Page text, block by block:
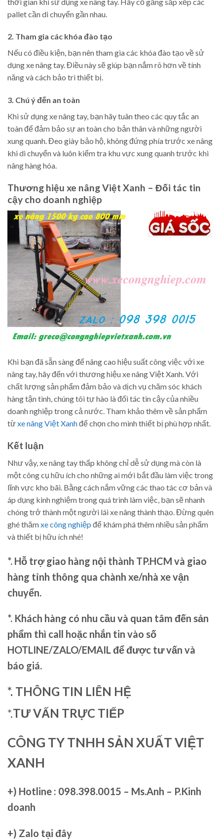
pallet cần di chuyển gần nhau.
2. Tham gia các khóa đào tạo
Nếu có điều kiện, bạn nên tham gia các khóa đào tạo về sử
dụng xe nâng tay. Điều này sẽ giúp bạn nắm rõ hơn về tính
năng và cách bảo trì thiết bị.
3. Chú ý đến an toàn
Khi sử dụng xe nâng tay, bạn hãy tuân theo các quy tắc an
toàn để đảm bảo sự an toàn cho bản thân và những người
xung quanh. Đeo giày bảo hộ, không đứng phía trước xe nâng
khi di chuyển và luôn kiểm tra khu vực xung quanh trước khi
nâng hàng hóa.
Thương hiệu xe nâng Việt Xanh – Đối tác tin
cậy cho doanh nghiệp
Khi bạn đã sẵn sàng để nâng cao hiệu suất công việc với xe
nâng tay, hãy đến với thương hiệu xe nâng Việt Xanh. Với
chất lượng sản phẩm đảm bảo và dịch vụ chăm sóc khách
hàng tận tình, chúng tôi tự hào là đối tác tin cậy của nhiều
doanh nghiệp trong cả nước. Tham khảo thêm về sản phẩm
từxe nâng Việt Xanhđể chọn cho mình thiết bị phù hợp nhất.
Kết luận
Như vậy, xe nâng tay thấp không chỉ dễ sử dụng mà còn là
một công cụ hữu ích cho những ai mới bắt đầu làm việc trong
lĩnh vực kho bãi. Bằng cách nắm vững các thao tác cơ bản và
áp dụng kinh nghiệm trong quá trình làm việc, bạn sẽ nhanh
chóng trở thành một người lái xe nâng thành thạo. Đừng quên
ghé thămxe công nghiệp để khám phá thêm nhiều sản phẩm
và thiết bị hữu ích nhé!
*. Hỗ trợ giao hàng nội thành TP.HCM và giao
hàng tỉnh thông qua chành xe/nhà xe vận
chuyển.
*. Khách hàng có nhu cầu và quan tâm đến sản
phẩm thì call hoặc nhắn tin vào số
HOTLINE/ZALO/EMAIL để được tư vấn và
báo giá.
*. THÔNG TIN LIÊN HỆ
*.TƯ VẤN TRỰC TIẾP
CÔNG TY TNHH SẢN XUẤT VIỆT
XANH
+) Hotline : 098.398.0015 – Ms.Anh – P.Kinh
doanh
+) Zalo tại đây